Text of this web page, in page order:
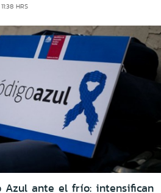
HRS
Azul ante el frío: intensifican